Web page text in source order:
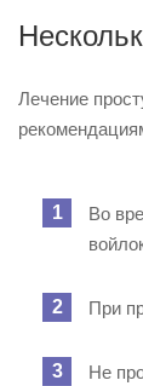
Лечение
Во
При
Не